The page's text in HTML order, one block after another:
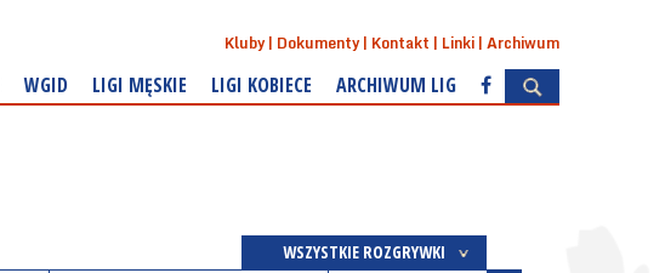
Kluby Dokumenty Kontakt Linki Archiwum
WGID LIGI MĘSKIE LIGI KOBIECE ARCHIWUM LIG
WSZYSTKIE ROZGRYWKI